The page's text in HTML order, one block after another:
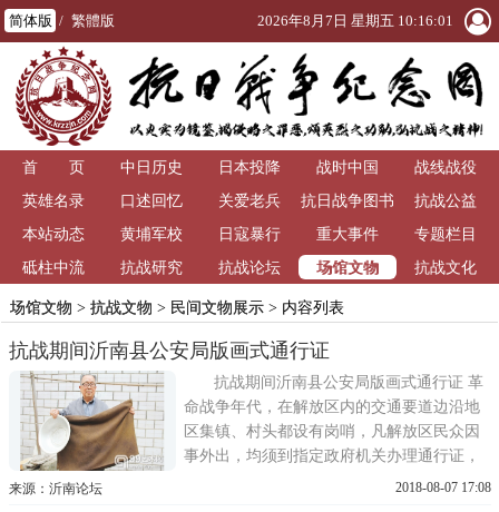
简体版 / 繁體版 2026年8月7日 星期五 10:16:01
首 页 中日历史 日本投降 战时中国
战线战役
英雄名录
口述回忆 关爱老兵
抗日战争图书
馆
抗战公益
本站动态
黄埔军校 日寇暴行 重大事件
专题栏目
砥柱中流
抗战研究 抗战论坛 场馆文物 抗战文化
场馆文物 > 抗战文物 > 民间文物展示> 内容列表
抗战期间沂南县公安局版画式通行证
抗战期间沂南县公安局版画式通行证 革
命战争年代，在解放区内的交通要道边沿地
区集镇、村头都设有岗哨，凡解放区民众因
事外出，均须到指定政府机关办理通行证，
以备沿途岗哨查检。 这是一件沂蒙抗日根据
来源：沂南论坛 2018-08-07 17:08